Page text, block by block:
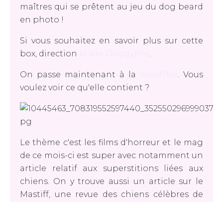
maîtres qui se prêtent au jeu du dog beard
en photo !
Si vous souhaitez en savoir plus sur cette
box, direction
.
On passe maintenant à la
. Vous
voulez voir ce qu'elle contient ?
Le thème c'est les films d'horreur et le mag
de ce mois-ci est super avec notamment un
article relatif aux superstitions liées aux
chiens. On y trouve aussi un article sur le
Mastiff, une revue des chiens célèbres de